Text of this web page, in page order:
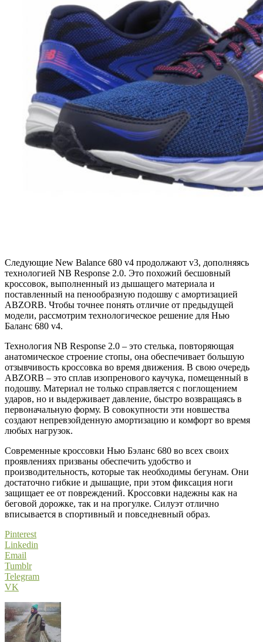
Следующие New Balance 680 v4 продолжают v3, дополняясь
технологией NB Response 2.0. Это похожий бесшовный
кроссовок, выполненный из дышащего материала и
поставленный на пенообразную подошву с амортизацией
ABZORB. Чтобы точнее понять отличие от предыдущей
модели, рассмотрим технологическое решение для Нью
Баланс 680 v4.
Технология NB Response 2.0 – это стелька, повторяющая
анатомическое строение стопы, она обеспечивает большую
отзывчивость кроссовка во время движения. В свою очередь
ABZORB – это сплав изопренового каучука, помещенный в
подошву. Материал не только справляется с поглощением
ударов, но и выдерживает давление, быстро возвращаясь в
первоначальную форму. В совокупности эти новшества
создают непревзойденную амортизацию и комфорт во время
любых нагрузок.
Современные кроссовки Нью Бэланс 680 во всех своих
проявлениях призваны обеспечить удобство и
производительность, которые так необходимы бегунам. Они
достаточно гибкие и дышащие, при этом фиксация ноги
защищает ее от повреждений. Кроссовки надежны как на
беговой дорожке, так и на прогулке. Силуэт отлично
вписывается в спортивный и повседневный образ.
Pinterest
Linkedin
Email
Tumblr
Telegram
VK